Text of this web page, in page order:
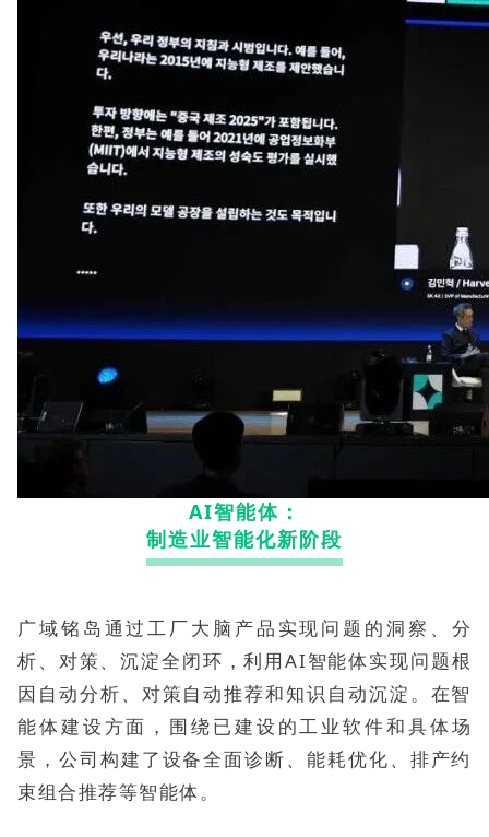
AI智能体：
制造业智能化新阶段
广域铭岛通过工厂大脑产品实现问题的洞察、分
析、对策、沉淀全闭环，利用AI智能体实现问题根
因自动分析、对策自动推荐和知识自动沉淀。在智
能体建设方面，围绕已建设的工业软件和具体场
景，公司构建了设备全面诊断、能耗优化、排产约
束组合推荐等智能体。